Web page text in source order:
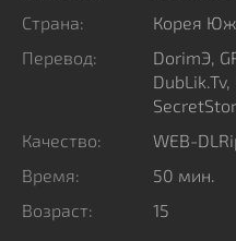
бросить вызов устоям,
раздавил последних
Страна:
Корея
Перевод:
DorimЭ,
Качество:
WEB-
Время:
50 мин.
Возраст:
15